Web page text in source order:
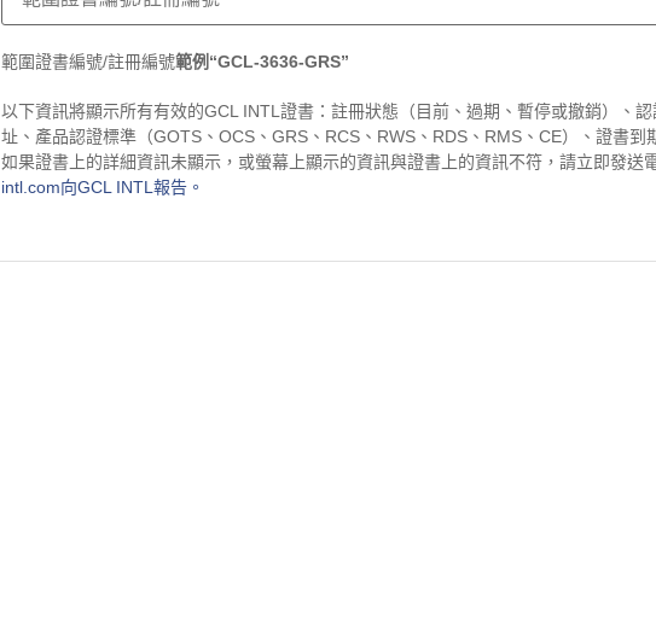
範圍證書編號/註冊編號範例“GCL-3636-GRS”
以下資訊將顯示所有有效的GCL INTL證書：註冊狀態（目前、過期、暫停或撤銷）、
址、產品認證標準（GOTS、OCS、GRS、RCS、RWS、RDS、RMS、CE）、證書到
如果證書上的詳細資訊未顯示，或螢幕上顯示的資訊與證書上的資訊不符，請立即發送
intl.com向GCL INTL報告。